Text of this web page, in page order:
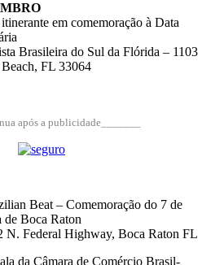
em comemoração à Data
Brasileira do Sul da Flórida – 1103
FL 33064
após a publicidade_______
Beat – Comemoração do 7 de
de Boca Raton
N. Federal Highway, Boca Raton FL
da Câmara de Comércio Brasil-